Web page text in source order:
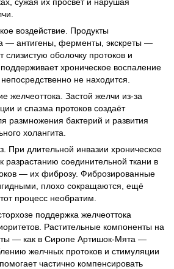
воздействие. Продукты
— антигены, ферменты, экскреты —
слизистую оболочку протоков и
хроническое воспаление
не находится.
желчеоттока. Застой желчи из-за
и спазма протоков создаёт
размножения бактерий и развития
холангита.
При длительной инвазии хроническое
разрастанию соединительной ткани в
— их фиброзу. Фиброзированные
плохо сокращаются, ещё
процесс необратим.
поддержка желчеоттока
Растительные компоненты на
— как в Сиропе Артишок-Мята —
желчных протоков и стимуляции
частично компенсировать